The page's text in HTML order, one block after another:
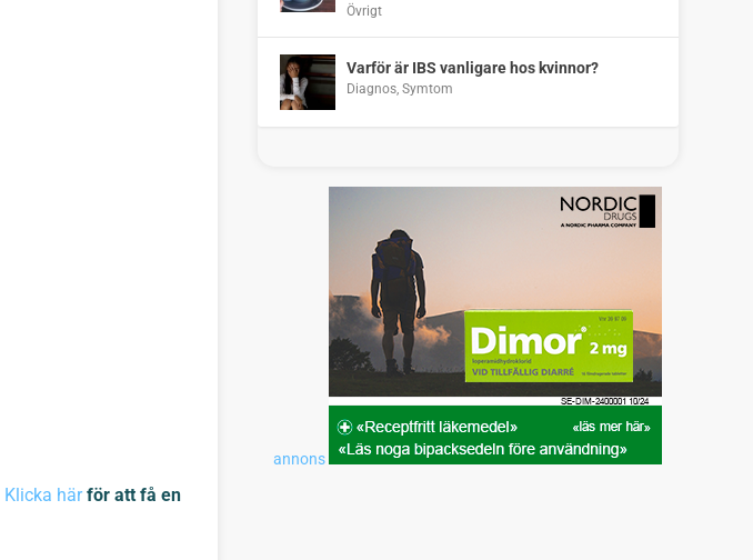
Klicka här för att få en
Övrigt
Varför är IBS vanligare hos kvinnor?
Diagnos, Symtom
annons